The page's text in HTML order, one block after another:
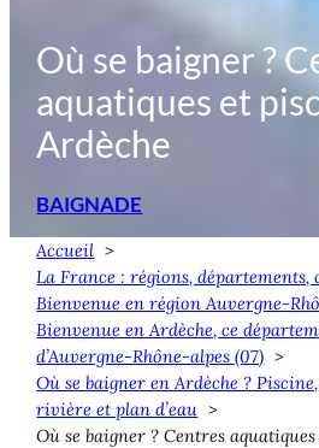
Où se baigner ?
aquatiques et
Ardèche
BAIGNADE
Accueil
La France : régions, départements,
Bienvenue en région Auvergne-
Bienvenue en Ardèche, ce
d’Auvergne-Rhône-alpes (07)
Où se baigner en Ardèche ?
rivière et plan d’eau
Où se baigner ? Centres